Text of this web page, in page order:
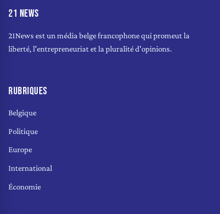
21 NEWS
21News est un média belge francophone qui promeut la
liberté, l'entrepreneuriat et la pluralité d'opinions.
RUBRIQUES
Belgique
Politique
Europe
International
Économie